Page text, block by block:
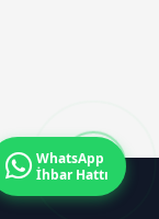
WhatsApp
İhbar Hattı